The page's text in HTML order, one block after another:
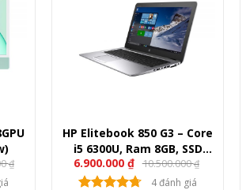
₫
HP Elitebook 850 G3 – Core
i5 6300U, Ram 8GB, SSD
256GB, 15.6″ FullHD
6.900.000 ₫ 10.500.000₫
4 đánh giá